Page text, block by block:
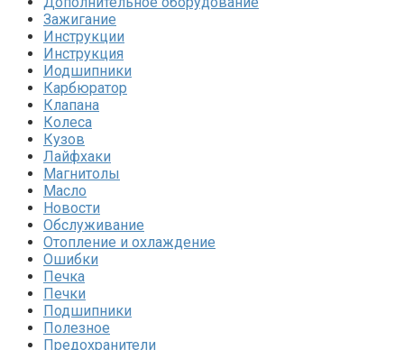
Зажигание
Инструкции
Инструкция
Иодшипники
Карбюратор
Клапана
Колеса
Кузов
Лайфхаки
Магнитолы
Масло
Новости
Обслуживание
Отопление и охлаждение
Ошибки
Печка
Печки
Подшипники
Полезное
Предохранители